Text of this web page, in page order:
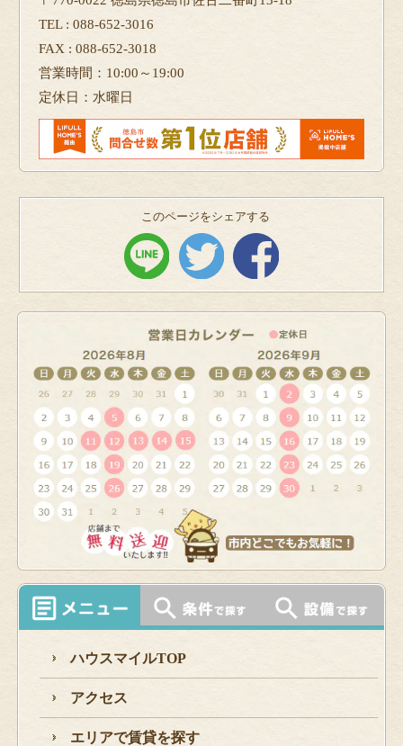
TEL : 088-652-3016
FAX : 088-652-3018
営業時間：10:00～19:00
定休日：水曜日
このページをシェアする
ハウスマイルTOP
アクセス
エリアで賃貸を探す